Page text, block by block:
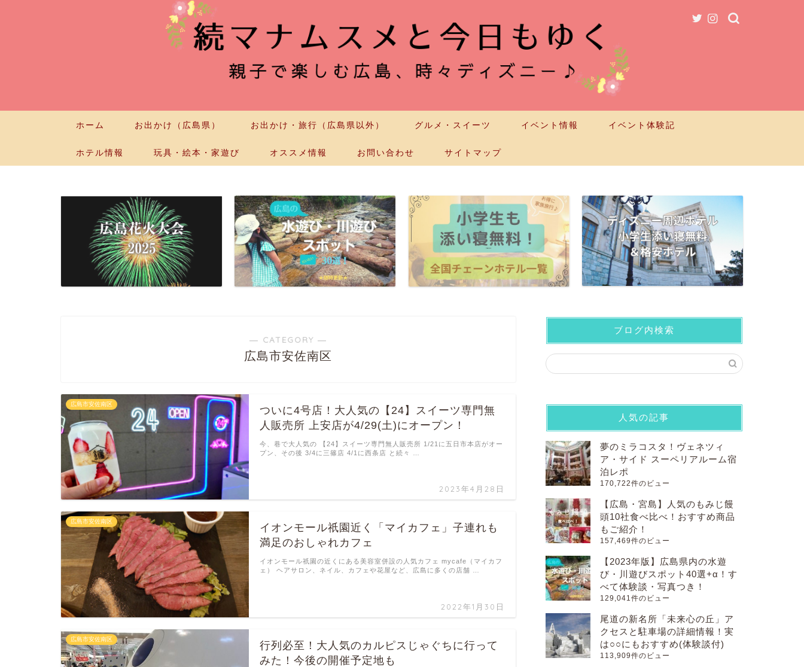
ホーム お出かけ（広島県） お出かけ・旅行（広島県以外） グルメ・スイーツ イベント情報 イベント体験記
ホテル情報 玩具・絵本・家遊び オススメ情報 お問い合わせ サイトマップ
― CATEGORY ―
広島市安佐南区
広島市安佐南区
ついに4号店！大人気の【24】スイーツ専門無
人販売所 上安店が4/29(土)にオープン！
2023年4月28日
今、巷で大人気の 【24】スイーツ専門無人販売所 1/21に五日市本店がオー
プン、その後 3/4に三篠店 4/1に西条店 と続々 …
広島市安佐南区
イオンモール祇園近く「マイカフェ」子連れも
満足のおしゃれカフェ
2022年1月30日
イオンモール祇園の近くにある美容室併設の人気カフェ mycafe（マイカフ
ェ） ヘアサロン、ネイル、カフェや花屋など、広島に多くの店舗 …
広島市安佐南区
行列必至！大人気のカルピスじゃぐちに行って
みた！今後の開催予定地も
ブログ内検索
人気の記事
夢のミラコスタ！ヴェネツィ
ア・サイド スーペリアルーム宿
泊レポ
170,722件のビュー
【広島・宮島】人気のもみじ饅
頭10社食べ比べ！おすすめ商品
もご紹介！
157,469件のビュー
【2023年版】広島県内の水遊
び・川遊びスポット40選+α！す
べて体験談・写真つき！
129,041件のビュー
尾道の新名所「未来心の丘」ア
クセスと駐車場の詳細情報！実
は○○にもおすすめ(体験談付)
113,909件のビュー